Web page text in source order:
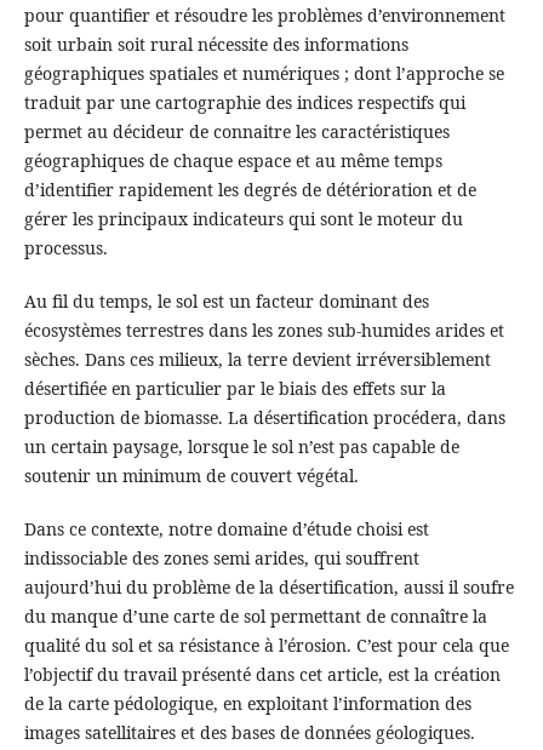
pour quantifier et résoudre les problèmes d’environnement
soit urbain soit rural nécessite des informations
géographiques spatiales et numériques ; dont l’approche se
traduit par une cartographie des indices respectifs qui
permet au décideur de connaitre les caractéristiques
géographiques de chaque espace et au même temps
d’identifier rapidement les degrés de détérioration et de
gérer les principaux indicateurs qui sont le moteur du
processus.
Au fil du temps, le sol est un facteur dominant des
écosystèmes terrestres dans les zones sub-humides arides et
sèches. Dans ces milieux, la terre devient irréversiblement
désertifiée en particulier par le biais des effets sur la
production de biomasse. La désertification procédera, dans
un certain paysage, lorsque le sol n’est pas capable de
soutenir un minimum de couvert végétal.
Dans ce contexte, notre domaine d’étude choisi est
indissociable des zones semi arides, qui souffrent
aujourd’hui du problème de la désertification, aussi il soufre
du manque d’une carte de sol permettant de connaître la
qualité du sol et sa résistance à l’érosion. C’est pour cela que
l’objectif du travail présenté dans cet article, est la création
de la carte pédologique, en exploitant l’information des
images satellitaires et des bases de données géologiques.